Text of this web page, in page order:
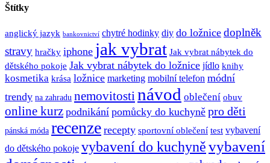
Štítky
anglický jazyk bankovnictví chytré hodinky diy do ložnice doplněk
stravy hračky iphone jak vybrat Jak vybrat nábytek do
dětského pokoje Jak vybrat nábytek do ložnice jídlo knihy
kosmetika krása ložnice marketing mobilní telefon módní
trendy na zahradu nemovitostinávod oblečení obuv
online kurz podnikání pomůcky do kuchyně pro děti
pánská móda recenze recepty sportovní oblečení test vybavení
do dětského pokoje vybavení do kuchyněvybavení